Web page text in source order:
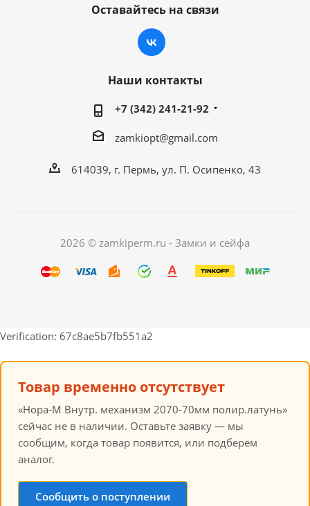
Оставайтесь на связи
Наши контакты
+7 (342) 241-21-92
zamkiopt@gmail.com
614039, г. Пермь, ул. П. Осипенко, 43
2026 © zamkiperm.ru - Замки и сейфа
Verification: 67c8ae5b7fb551a2
Товар временно отсутствует
«Нора-М Внутр. механизм 2070-70мм полир.латунь»
сейчас не в наличии. Оставьте заявку — мы
сообщим, когда товар появится, или подберём
аналог.
Сообщить о поступлении